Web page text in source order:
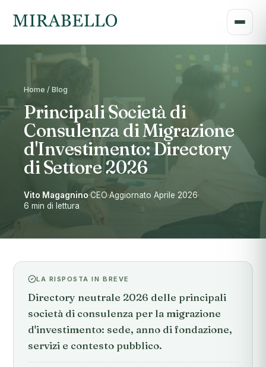
Home / Blog
Principali Società di
Consulenza di Migrazione
d'Investimento: Directory
di Settore 2026
Vito Magagnino·CEO·Aggiornato Aprile 2026·
6 min di lettura
LA RISPOSTA IN BREVE
Directory neutrale 2026 delle principali
società di consulenza per la migrazione
d'investimento: sede, anno di fondazione,
servizi e contesto pubblico.